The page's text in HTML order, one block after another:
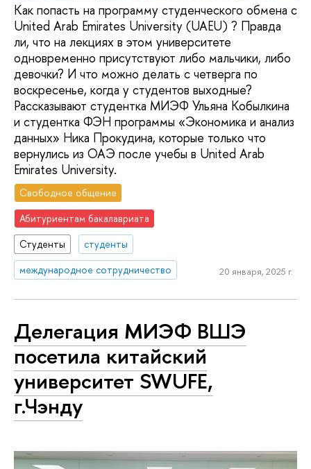
Как попасть на программу студенческого обмена с
United Arab Emirates University (UAEU) ? Правда
ли, что на лекциях в этом университете
одновременно присутствуют либо мальчики, либо
девочки? И что можно делать с четверга по
воскресенье, когда у студентов выходные?
Рассказывают студентка МИЭФ Ульяна Кобылкина
и студентка ФЭН программы «Экономика и анализ
данных» Ника Прокудина, которые только что
вернулись из ОАЭ после учебы в United Arab
Emirates University.
Свободное общение
Абитуриентам бакалавриата
Студенты
студенты
международное сотрудничество
20 января, 2025 г.
Делегация МИЭФ ВШЭ
посетила китайский
университет SWUFE,
г.Чэнду